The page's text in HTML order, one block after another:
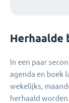
Herhaalde
In een paar
agenda en boek
wekelijks,
herhaald worden.